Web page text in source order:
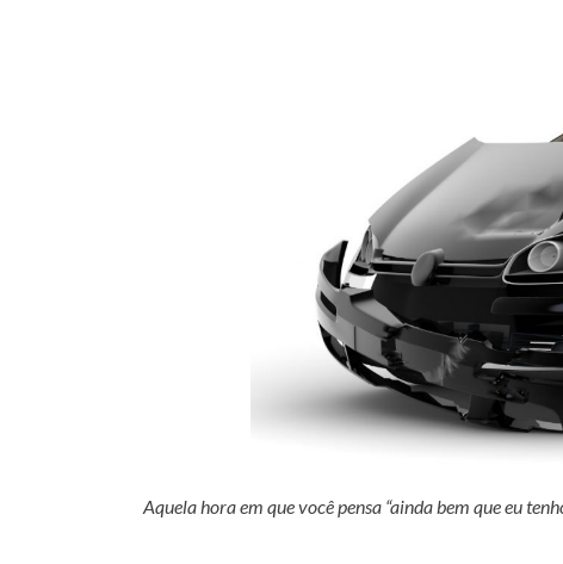
Aquela hora em que você pensa “ainda bem que eu